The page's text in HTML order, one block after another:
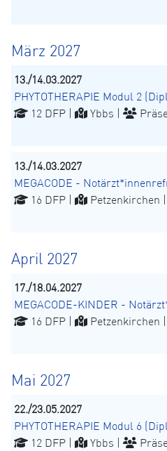
März 2027
13./14.03.2027
PHYTOTHERAPIE Modul 2
12 DFP |
Ybbs |
13./14.03.2027
MEGACODE -
16 DFP |
Petzenkirchen |
April 2027
17./18.04.2027
MEGACODE-KINDER -
16 DFP |
Petzenkirchen |
Mai 2027
22./23.05.2027
PHYTOTHERAPIE Modul 6
12 DFP |
Ybbs |